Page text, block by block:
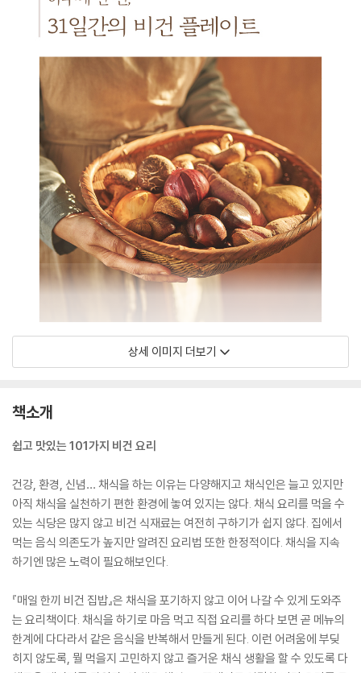
상세 이미지 더보기
책소개
쉽고 맛있는 101가지 비건 요리
건강, 환경, 신념… 채식을 하는 이유는 다양해지고 채식인은 늘고 있지만
아직 채식을 실천하기 편한 환경에 놓여 있지는 않다. 채식 요리를 먹을 수
있는 식당은 많지 않고 비건 식재료는 여전히 구하기가 쉽지 않다. 집에서
먹는 음식 의존도가 높지만 알려진 요리법 또한 한정적이다. 채식을 지속
하기엔 많은 노력이 필요해보인다.
『매일 한끼 비건 집밥』은 채식을 포기하지 않고 이어 나갈 수 있게 도와주
는 요리책이다. 채식을 하기로 마음 먹고 직접 요리를 하다 보면 곧 메뉴의
한계에 다다라서 같은 음식을 반복해서 만들게 된다. 이런 어려움에 부딪
히지 않도록, 뭘 먹을지 고민하지 않고 즐거운 채식 생활을 할 수 있도록 다